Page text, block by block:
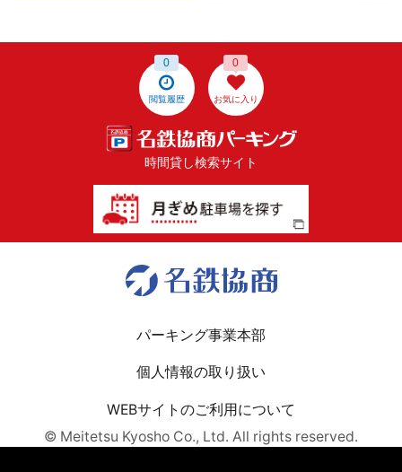
閲覧履歴
0
お気に入り
0
時間貸し検索サイト
パーキング事業本部
個人情報の取り扱い
WEBサイトのご利用について
© Meitetsu Kyosho Co., Ltd. All rights reserved.